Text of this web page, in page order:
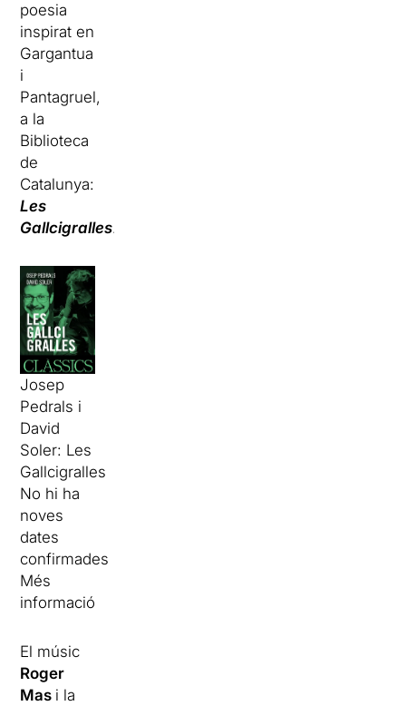
poesia
inspirat en
Gargantua
i
Pantagruel,
a la
Biblioteca
de
Catalunya:
Les
Gallcigralles.
Josep
Pedrals i
David
Soler: Les
Gallcigralles
No hi ha
noves
dates
confirmades
Més
informació
El músic
Roger
Mas i la